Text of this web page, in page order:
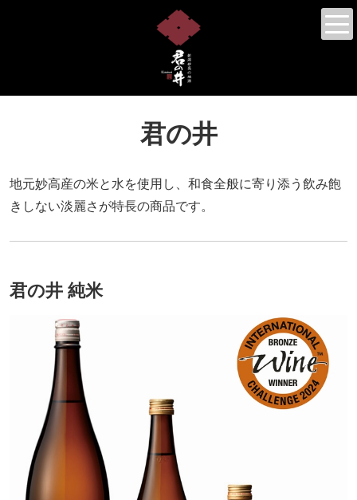
君の井
地元妙高産の米と水を使用し、和食全般に寄り添う飲み飽
きしない淡麗さが特長の商品です。
君の井 純米